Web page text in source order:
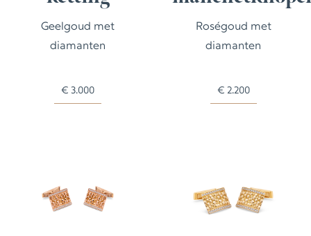
Geelgoud met
diamanten
€ 3.000
Roségoud met
diamanten
€ 2.200